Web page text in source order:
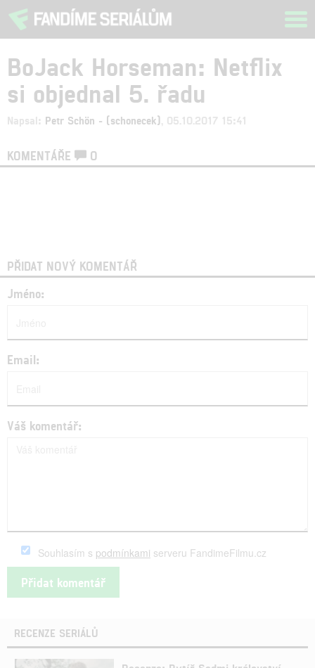
BoJack Horseman: Netflix
si objednal 5. řadu
Napsal: Petr Schön - (schonecek) , 05.10.2017 15:41
KOMENTÁŘE 0
PŘIDAT NOVÝ KOMENTÁŘ
Jméno:
Email:
Váš komentář:
Souhlasím s podmínkami serveru FandimeFilmu.cz
RECENZE SERIÁLŮ